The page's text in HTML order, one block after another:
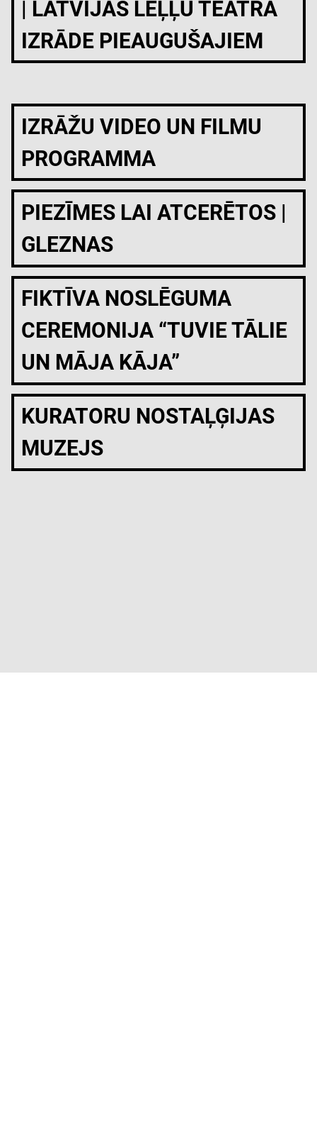
| LATVIJAS LEĻĻU TEĀTRA
IZRĀDE PIEAUGUŠAJIEM
IZRĀŽU VIDEO UN FILMU
PROGRAMMA
PIEZĪMES LAI ATCERĒTOS |
GLEZNAS
FIKTĪVA NOSLĒGUMA
CEREMONIJA “TUVIE TĀLIE
UN MĀJA KĀJA”
KURATORU NOSTAĻĢIJAS
MUZEJS